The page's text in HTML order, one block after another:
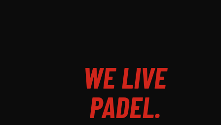
WE LIVE
PADEL.